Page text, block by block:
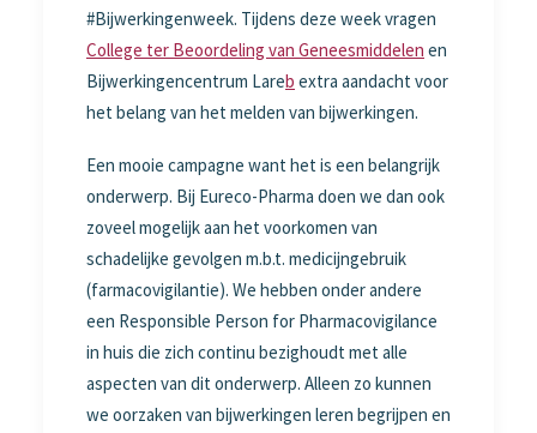
#Bijwerkingenweek. Tijdens deze week vragen
College ter Beoordeling van Geneesmiddelen en
Bijwerkingencentrum Lareb extra aandacht voor
het belang van het melden van bijwerkingen.
Een mooie campagne want het is een belangrijk
onderwerp. Bij Eureco-Pharma doen we dan ook
zoveel mogelijk aan het voorkomen van
schadelijke gevolgen m.b.t. medicijngebruik
(farmacovigilantie). We hebben onder andere
een Responsible Person for Pharmacovigilance
in huis die zich continu bezighoudt met alle
aspecten van dit onderwerp. Alleen zo kunnen
we oorzaken van bijwerkingen leren begrijpen en